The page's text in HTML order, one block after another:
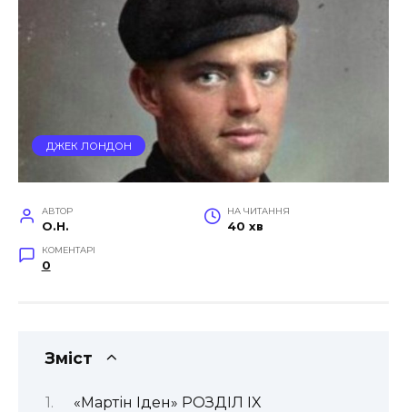
ДЖЕК ЛОНДОН
АВТОР
O.H.
НА ЧИТАННЯ
40 хв
КОМЕНТАРІ
0
Зміст
«Мартін Іден» РОЗДІЛ IX